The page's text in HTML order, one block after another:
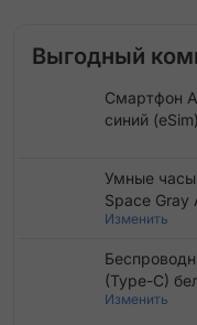
Выгодный
Смартфон
синий (eSim)
Умные часы
Space Gray
Изменить
(Type-C)
Изменить